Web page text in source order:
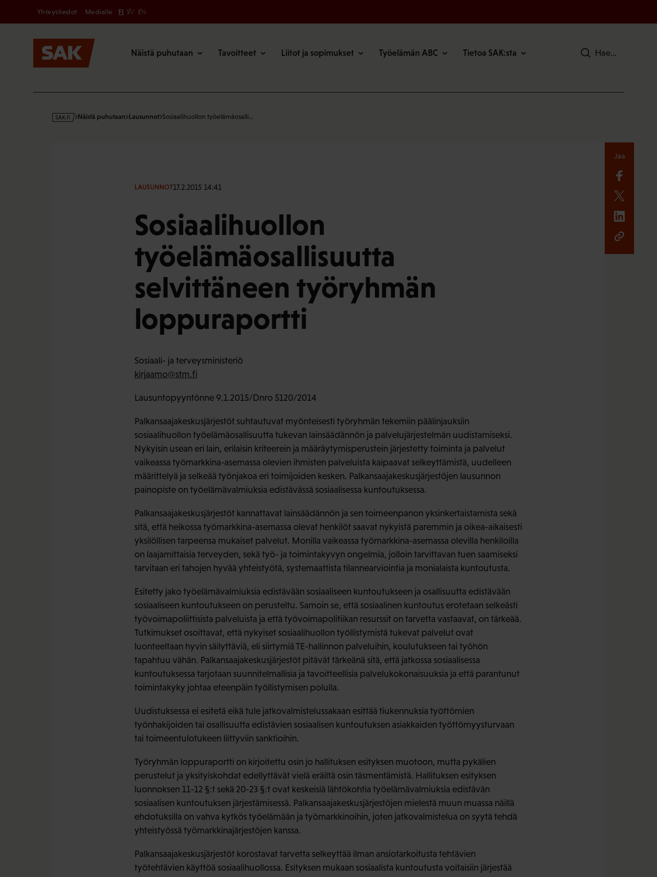
Secondary
Yhteystiedot Medialle FI SV EN
Näistä puhutaan Tavoitteet Liitot ja sopimukset Työelämän ABC Tietoa SAK:sta Hae
s
Näistä puhutaan Lausunnot Sosiaalihuollon työelämäosalli…
LAUSUNNOT17.2.2015 14:41
Sosiaalihuollon
työelämäosallisuutta
selvittäneen työryhmän
loppuraportti
Sosiaali- ja terveysministeriö
kirjaamo@stm.fi
Lausuntopyyntönne 9.1.2015/Dnro 5120/2014
Palkansaajakeskusjärjestöt suhtautuvat myönteisesti työryhmän tekemiin päälinjauksiin
sosiaalihuollon työelämäosallisuutta tukevan lainsäädännön ja palvelujärjestelmän uudistamiseksi.
Nykyisin usean eri lain, erilaisin kriteerein ja määräytymisperustein järjestetty toiminta ja palvelut
vaikeassa työmarkkina-asemassa olevien ihmisten palveluista kaipaavat selkeyttämistä, uudelleen
määrittelyä ja selkeää työnjakoa eri toimijoiden kesken. Palkansaajakeskusjärjestöjen lausunnon
painopiste on työelämävalmiuksia edistävässä sosiaalisessa kuntoutuksessa.
Palkansaajakeskusjärjestöt kannattavat lainsäädännön ja sen toimeenpanon yksinkertaistamista sekä
sitä, että heikossa työmarkkina-asemassa olevat henkilöt saavat nykyistä paremmin ja oikea-aikaisesti
yksilöllisen tarpeensa mukaiset palvelut. Monilla vaikeassa työmarkkina-asemassa olevilla henkiloilla
on laajamittaisia terveyden, sekä työ- ja toimintakyvyn ongelmia, jolloin tarvittavan tuen saamiseksi
tarvitaan eri tahojen hyvää yhteistyötä, systemaattista tilannearviointia ja monialaista kuntoutusta.
Esitetty jako työelämävalmiuksia edistävään sosiaaliseen kuntoutukseen ja osallisuutta edistävään
sosiaaliseen kuntoutukseen on perusteltu. Samoin se, että sosiaalinen kuntoutus erotetaan selkeästi
työvoimapoliittisista palveluista ja että työvoimapolitiikan resurssit on tarvetta vastaavat, on tärkeää.
Tutkimukset osoittavat, että nykyiset sosiaalihuollon työllistymistä tukevat palvelut ovat
luonteeltaan hyvin säilyttäviä, eli siirtymiä TE-hallinnon palveluihin, koulutukseen tai työhön
tapahtuu vähän. Palkansaajakeskusjärjestöt pitävät tärkeänä sitä, että jatkossa sosiaalisessa
kuntoutuksessa tarjotaan suunnitelmallisia ja tavoitteellisia palvelukokonaisuuksia ja että parantunut
toimintakyky johtaa eteenpäin työllistymisen polulla.
Uudistuksessa ei esitetä eikä tule jatkovalmistelussakaan esittää tiukennuksia työttömien
työnhakijoiden tai osallisuutta edistävien sosiaalisen kuntoutuksen asiakkaiden työttömyysturvaan
tai toimeentulotukeen liittyviin sanktioihin.
Työryhmän loppuraportti on kirjoitettu osin jo hallituksen esityksen muotoon, mutta pykälien
perustelut ja yksityiskohdat edellyttävät vielä eräiltä osin täsmentämistä. Hallituksen esityksen
luonnoksen 11-12 §:t sekä 20-23 §:t ovat keskeisiä lähtökohtia työelämävalmiuksia edistävän
sosiaalisen kuntoutuksen järjestämisessä. Palkansaajakeskusjärjestöjen mielestä muun muassa näillä
ehdotuksilla on vahva kytkös työelämään ja työmarkkinoihin, joten jatkovalmistelua on syytä tehdä
yhteistyössä työmarkkinajärjestöjen kanssa.
Palkansaajakeskusjärjestöt korostavat tarvetta selkeyttää ilman ansiotarkoitusta tehtävien
työtehtävien käyttöä sosiaalihuollossa. Esityksen mukaan sosiaalista kuntoutusta voitaisiin järjestää
Jaa